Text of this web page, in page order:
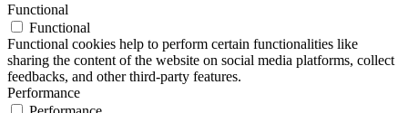
Functional
Functional
Functional cookies help to perform certain functionalities like
sharing the content of the website on social media platforms, collect
feedbacks, and other third-party features.
Performance